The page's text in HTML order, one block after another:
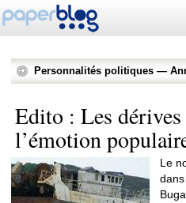
Personnalités politiques —
Edito : Les
l’émotion
​Le